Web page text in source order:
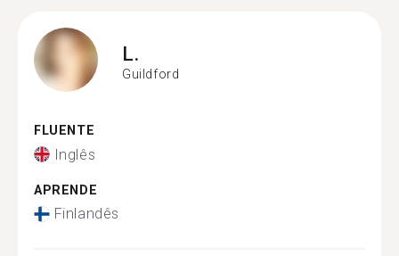
L.
Guildford
FLUENTE
Inglês
APRENDE
Finlandês